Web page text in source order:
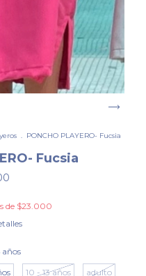
. PONCHO PLAYERO- Fucsia
Fucsia
de $23.000
años
10 - 13 años adulto